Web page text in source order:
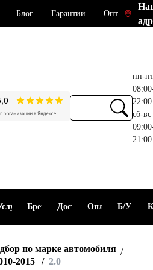
Блог Гарантии Опт
пн-пт
22:00
сб-вс
21:00
Бренды ДоставкаОплата Б/У
по марке автомобиля
2015 2.0